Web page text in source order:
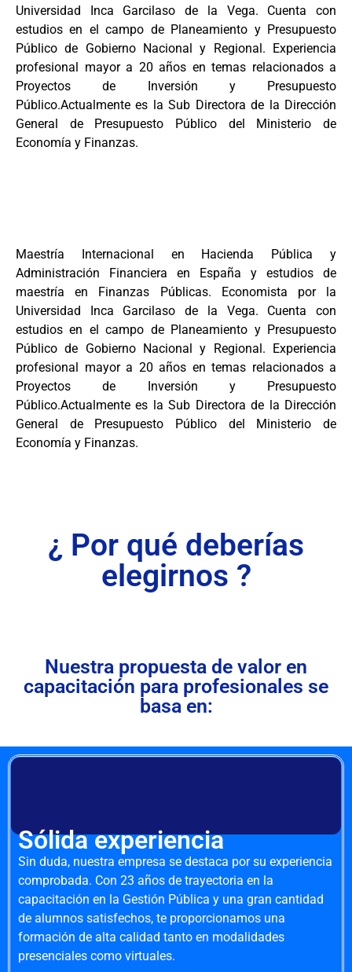
Universidad Inca Garcilaso de la Vega. Cuenta con
estudios en el campo de Planeamiento y Presupuesto
Público de Gobierno Nacional y Regional. Experiencia
profesional mayor a 20 años en temas relacionados a
Proyectos de Inversión y Presupuesto
Público.Actualmente es la Sub Directora de la Dirección
General de Presupuesto Público del Ministerio de
Economía y Finanzas.
Maestría Internacional en Hacienda Pública y
Administración Financiera en España y estudios de
maestría en Finanzas Públicas. Economista por la
Universidad Inca Garcilaso de la Vega. Cuenta con
estudios en el campo de Planeamiento y Presupuesto
Público de Gobierno Nacional y Regional. Experiencia
profesional mayor a 20 años en temas relacionados a
Proyectos de Inversión y Presupuesto
Público.Actualmente es la Sub Directora de la Dirección
General de Presupuesto Público del Ministerio de
Economía y Finanzas.
¿ Por qué deberías
elegirnos ?
Nuestra propuesta de valor en
capacitación para profesionales se
basa en:
Sólida experiencia
Sin duda, nuestra empresa se destaca por su experiencia
comprobada. Con 23 años de trayectoria en la
capacitación en la Gestión Pública y una gran cantidad
de alumnos satisfechos, te proporcionamos una
formación de alta calidad tanto en modalidades
presenciales como virtuales.